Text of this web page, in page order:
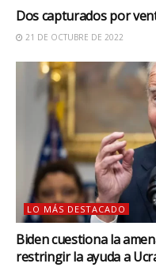
Dos capturados por
21 DE OCTUBRE DE 2022
LO MÁS DESTACADO
Biden cuestiona la
restringir la ayuda a